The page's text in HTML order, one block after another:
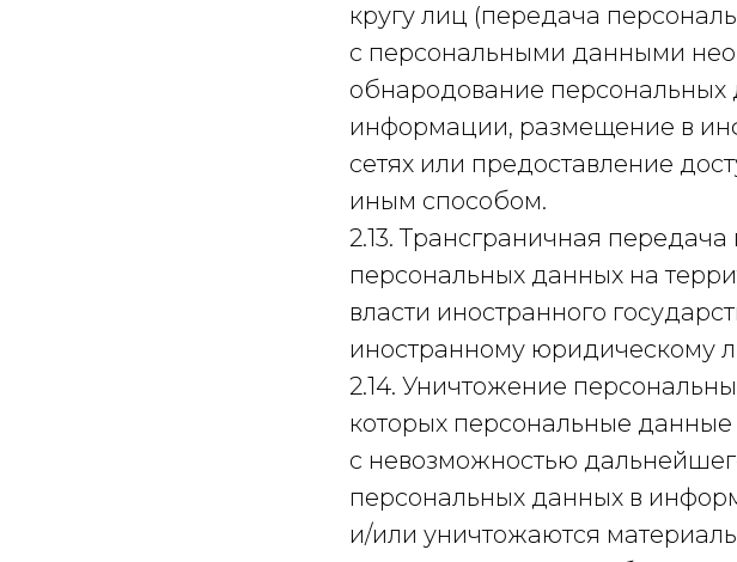
кругу лиц (передача
с персональными данными
обнародование персональных
информации, размещение в
сетях или предоставление
иным способом.
2.13. Трансграничная
персональных данных на
власти иностранного
иностранному юридическому
2.14. Уничтожение
которых персональные
с невозможностью
персональных данных в
и/или уничтожаются